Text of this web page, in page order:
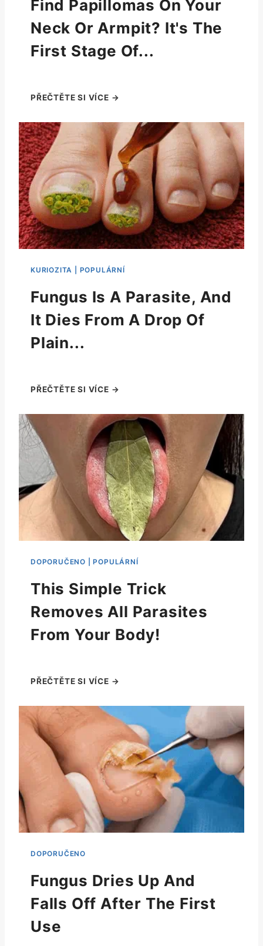
Find Papillomas On Your
Neck Or Armpit? It's The
First Stage Of...
Fungus Is A Parasite, And
It Dies From A Drop Of
Plain...
This Simple Trick
Removes All Parasites
From Your Body!
Fungus Dries Up And
Falls Off After The First
Use